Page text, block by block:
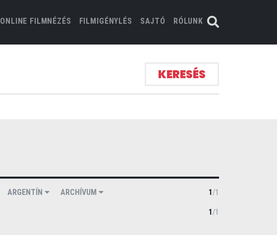
ONLINE FILMNÉZÉS FILMIGÉNYLÉS SAJTÓ RÓLUNK
KERESÉS
ARGENTÍN ARCHÍVUM 1/1
1/1